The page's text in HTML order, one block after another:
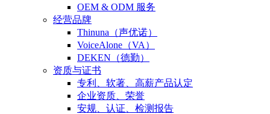
OEM & ODM 服务
经营品牌
Thinuna（声优诺）
VoiceAlone（VA）
DEKEN（德勤）
资质与证书
专利、软著、高薪产品认定
企业资质、荣誉
安规、认证、检测报告